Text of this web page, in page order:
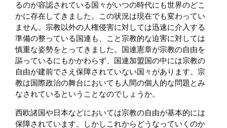
るのが容認されている国々がいつの時代にも世界のどこ
かに存在してきました。この状況は現在でも変わってい
ません。宗教以外の人権侵害に対しては迅速に介入する
準備の整っている国連も、こと宗教的な迫害に対しては
慎重な姿勢をとってきました。国連憲章が宗教の自由を
謳っているにもかかわらず、国連加盟国の中には宗教の
自由が建前でさえ保障されていない国々があります。宗
教は国際政治の舞台においても人間の個人的な問題とみ
なされているということなのでしょうか。
西欧諸国や日本などにおいては宗教の自由が基本的には
保障されています。しかしこれからどうなっていくのか